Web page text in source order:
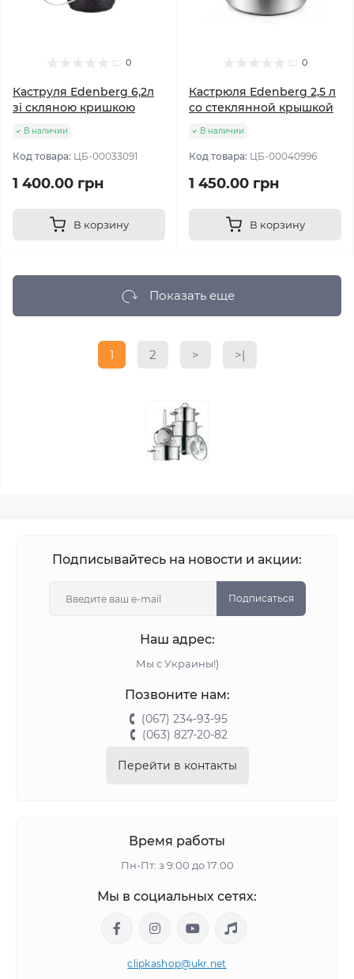
0
Каструля Edenberg 6,2л
зі скляною кришкою
В наличии
Код товара: ЦБ-00033091
1 400.00 грн
В корзину
0
Кастрюля Edenberg 2,5 л
со стеклянной крышкой
В наличии
Код товара: ЦБ-00040996
1 450.00 грн
В корзину
Показать еще
1 2 > >|
Подписывайтесь на новости и акции:
Подписаться
Наш адрес:
Мы с Украины!)
Позвоните нам:
(067) 234-93-95
(063) 827-20-82
Перейти в контакты
Время работы
Пн-Пт: з 9:00 до 17:00
Мы в социальных сетях:
clipkashop@ukr.net